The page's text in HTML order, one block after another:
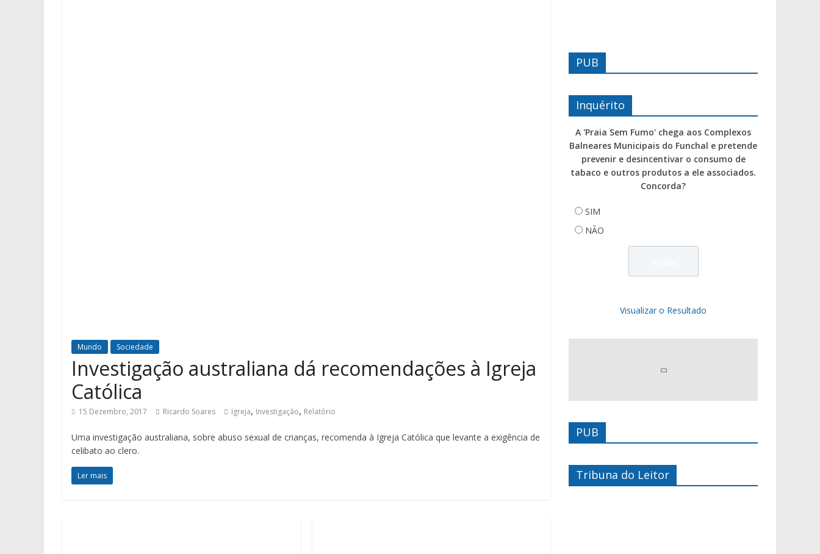
Mundo Sociedade
Investigação australiana dá recomendações à Igreja
Católica
15 Dezembro, 2017 Ricardo Soares Igreja, Investigação, Relatório
Uma investigação australiana, sobre abuso sexual de crianças, recomenda à Igreja Católica que levante a exigência de
celibato ao clero.
Ler mais
PUB
Inquérito
A 'Praia Sem Fumo' chega aos Complexos
Balneares Municipais do Funchal e pretende
prevenir e desincentivar o consumo de
tabaco e outros produtos a ele associados.
Concorda?
SIM
NÃO
Visualizar o Resultado
PUB
Tribuna do Leitor